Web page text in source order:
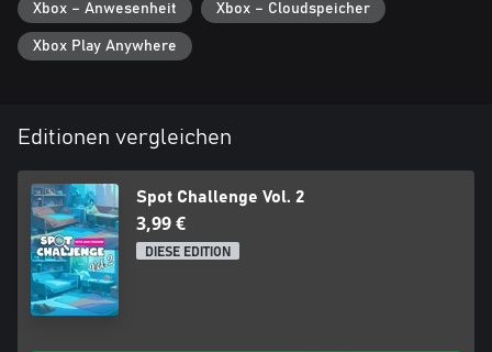
Xbox – Anwesenheit Xbox – Cloudspeicher
Xbox Play Anywhere
Editionen vergleichen
Spot Challenge Vol. 2
3,99 €
DIESE EDITION